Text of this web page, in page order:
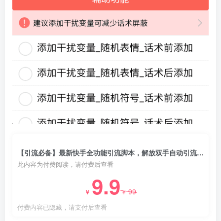
【引流必备】最新快手全功能引流脚本，解放双手自动引流【脚本+教程】
此内容为付费阅读，请付费后查看
￥ 9.9￥99
付费内容已隐藏，请支付后查看